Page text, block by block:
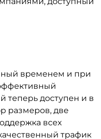
временем и при
теперь доступен и в
размеров, две
всех
трафик